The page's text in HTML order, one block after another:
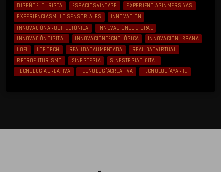
DISEÑOFUTURISTA
ESPACIOSVINTAGE
EXPERIENCIASINMERSIVAS
EXPERIENCIASMULTISENSORIALES
INNOVACIÓN
INNOVACIÓNARQUITECTÓNICA
INNOVACIÓNCULTURAL
INNOVACIÓNDIGITAL
INNOVACIÓNTECNOLÓGICA
INNOVACIÓNURBANA
LOFI
LOFITECH REALIDADAUMENTADA
REALIDADVIRTUAL
RETROFUTURISMO
SINESTESIA
SINESTESIADIGITAL
TECNOLOGIACREATIVA
TECNOLOGÍACREATIVA TECNOLOGÍAYARTE